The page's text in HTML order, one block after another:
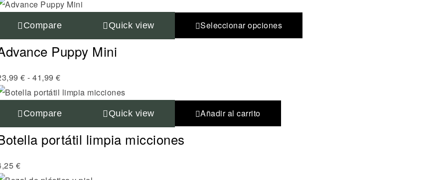
Compare Quick view Seleccionar opciones
Puppy Mini
€ - 41,99 €
Compare Quick view Añadir al carrito
portátil limpia micciones
€